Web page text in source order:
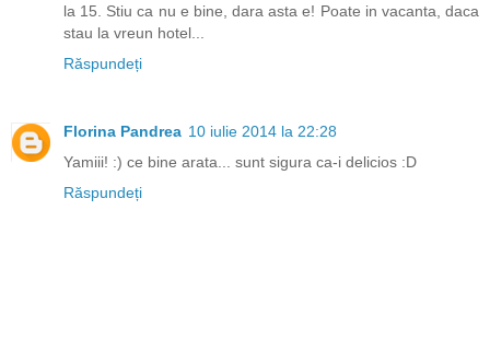
la 15. Stiu ca nu e bine, dara asta e! Poate in vacanta, daca
stau la vreun hotel...
Răspundeți
Florina Pandrea 10 iulie 2014 la 22:28
Yamiii! :) ce bine arata... sunt sigura ca-i delicios :D
Răspundeți